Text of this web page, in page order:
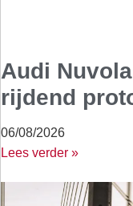
Audi
rijdend
06/08/2026
Lees verder »